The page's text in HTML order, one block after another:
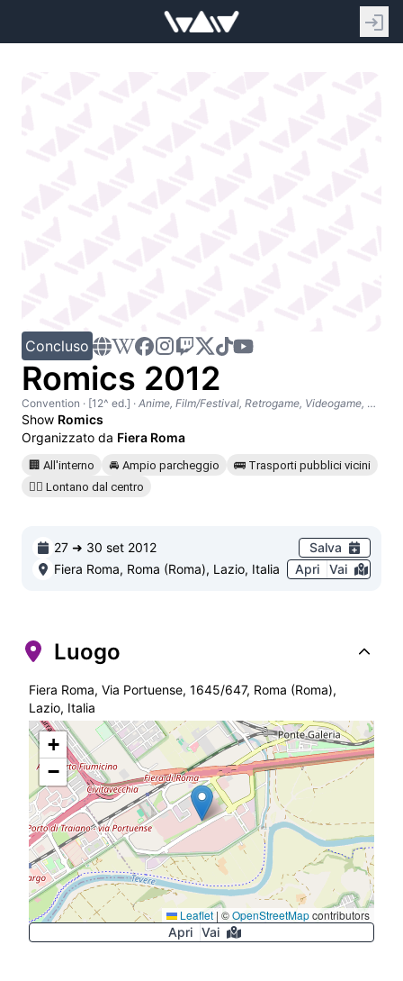
Concluso
Romics 2012
Convention · [12^ ed.] · Anime, Film/Festival, Retrogame, Videogame, Giochi da tavolo, Fumetti
Show Romics
Organizzato da Fiera Roma
🏢 All'interno 🚘 Ampio parcheggio
🚌 Trasporti pubblici vicini
🚶‍♂️ Lontano dal centro
27 ➜ 30 set 2012
Salva
Fiera Roma, Roma (Roma), Lazio, Italia
Apri Vai
Luogo
Fiera Roma, Via Portuense, 1645/647, Roma (Roma),
Lazio, Italia
+
−
Leaflet | ©OpenStreetMapcontributors
Apri
Vai